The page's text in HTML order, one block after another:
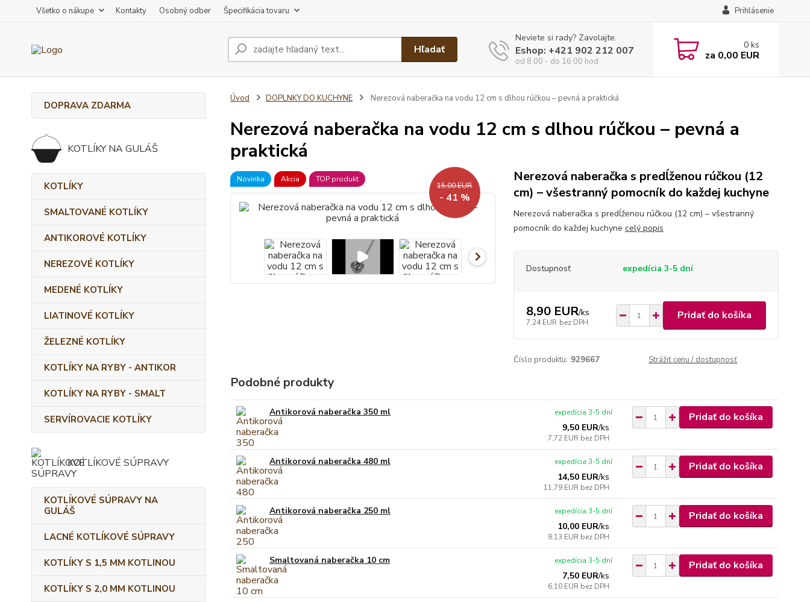
Všetko o nákupe Kontakty Osobný odber Špecifikácia tovaru Prihlásenie
Hľadať
Neviete si rady? Zavolajte.
Eshop: +421 902 212 007
od 8:00 - do 16:00 hod
0 ks
za 0,00 EUR
DOPRAVA ZDARMA
KOTLÍKY NA GULÁŠ
KOTLÍKY
SMALTOVANÉ KOTLÍKY
ANTIKOROVÉ KOTLÍKY
NEREZOVÉ KOTLÍKY
MEDENÉ KOTLÍKY
LIATINOVÉ KOTLÍKY
ŽELEZNÉ KOTLÍKY
KOTLÍKY NA RYBY - ANTIKOR
KOTLÍKY NA RYBY - SMALT
SERVÍROVACIE KOTLÍKY
KOTLÍKOVÉ SÚPRAVY
KOTLÍKOVÉ SÚPRAVY NA
GULÁŠ
LACNÉ KOTLÍKOVÉ SÚPRAVY
KOTLÍKY S 1,5 MM KOTLINOU
KOTLÍKY S 2,0 MM KOTLINOU
Úvod DOPLNKY DO KUCHYNE Nerezová naberačka na vodu 12 cm s dlhou rúčkou – pevná a praktická
Nerezová naberačka na vodu 12 cm s dlhou rúčkou – pevná a
praktická
Novinka Akcia TOP produkt
15,00 EUR
- 41 %
Nerezová naberačka s predĺženou rúčkou (12
cm) – všestranný pomocník do každej kuchyne
Nerezová naberačka s predĺženou rúčkou (12 cm) – všestranný
pomocník do každej kuchyne celý popis
Dostupnosť expedícia 3-5 dní
8,90 EUR/ks
7,24 EUR bez DPH
Pridať do košíka
Číslo produktu: 929667 Strážiť cenu / dostupnosť
Podobné produkty
Antikorová naberačka 350 ml
9,50 EUR/ks
7,72 EUR bez DPH
expedícia 3-5 dní Pridať do košíka
Antikorová naberačka 480 ml
14,50 EUR/ks
11,79 EUR bez DPH
expedícia 3-5 dní Pridať do košíka
Antikorová naberačka 250 ml
10,00 EUR/ks
8,13 EUR bez DPH
expedícia 3-5 dní Pridať do košíka
Smaltovaná naberačka 10 cm
7,50 EUR/ks
6,10 EUR bez DPH
expedícia 3-5 dní Pridať do košíka